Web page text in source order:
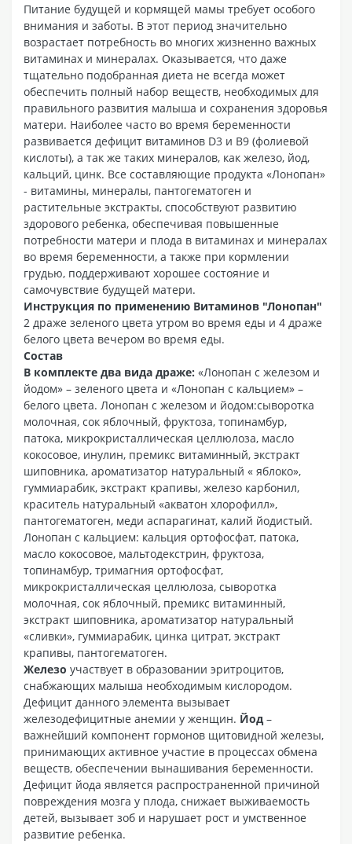
Питание будущей и кормящей мамы требует особого
внимания и заботы. В этот период значительно
возрастает потребность во многих жизненно важных
витаминах и минералах. Оказывается, что даже
тщательно подобранная диета не всегда может
обеспечить полный набор веществ, необходимых для
правильного развития малыша и сохранения здоровья
матери. Наиболее часто во время беременности
развивается дефицит витаминов D3 и В9 (фолиевой
кислоты), а так же таких минералов, как железо, йод,
кальций, цинк. Все составляющие продукта «Лонопан»
- витамины, минералы, пантогематоген и
растительные экстракты, способствуют развитию
здорового ребенка, обеспечивая повышенные
потребности матери и плода в витаминах и минералах
во время беременности, а также при кормлении
грудью, поддерживают хорошее состояние и
самочувствие будущей матери.
Инструкция по применению Витаминов "Лонопан"
2 драже зеленого цвета утром во время еды и 4 драже
белого цвета вечером во время еды.
Состав
В комплекте два вида драже: «Лонопан с железом и
йодом» – зеленого цвета и «Лонопан с кальцием» –
белого цвета. Лонопан с железом и йодом:сыворотка
молочная, сок яблочный, фруктоза, топинамбур,
патока, микрокристаллическая целлюлоза, масло
кокосовое, инулин, премикс витаминный, экстракт
шиповника, ароматизатор натуральный « яблоко»,
гуммиарабик, экстракт крапивы, железо карбонил,
краситель натуральный «акватон хлорофилл»,
пантогематоген, меди аспарагинат, калий йодистый.
Лонопан с кальцием: кальция ортофосфат, патока,
масло кокосовое, мальтодекстрин, фруктоза,
топинамбур, тримагния ортофосфат,
микрокристаллическая целлюлоза, сыворотка
молочная, сок яблочный, премикс витаминный,
экстракт шиповника, ароматизатор натуральный
«сливки», гуммиарабик, цинка цитрат, экстракт
крапивы, пантогематоген.
Железо участвует в образовании эритроцитов,
снабжающих малыша необходимым кислородом.
Дефицит данного элемента вызывает
железодефицитные анемии у женщин. Йод –
важнейший компонент гормонов щитовидной железы,
принимающих активное участие в процессах обмена
веществ, обеспечении вынашивания беременности.
Дефицит йода является распространенной причиной
повреждения мозга у плода, снижает выживаемость
детей, вызывает зоб и нарушает рост и умственное
развитие ребенка.